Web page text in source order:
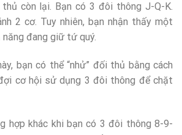
còn lại. Bạn có 3 đôi thông J-Q-K.
2 cơ. Tuy nhiên, bạn nhận thấy một
đang giữ tứ quý.
bạn có thể “nhử” đối thủ bằng cách
cơ hội sử dụng 3 đôi thông để chặt
hợp khác khi bạn có 3 đôi thông 8-9-